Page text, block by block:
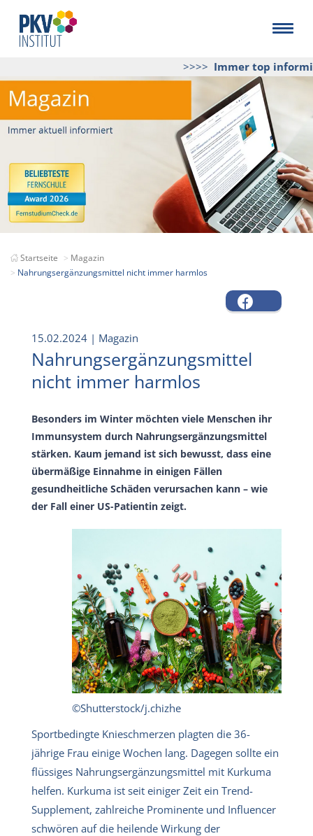
>>>>Immer top
Startseite
Magazin
Nahrungsergänzungsmittel nicht immer harmlos
15.02.2024 | Magazin
Nahrungsergänzungsmittel
nicht immer harmlos
Besonders im Winter möchten viele Menschen ihr
Immunsystem durch Nahrungsergänzungsmittel
stärken. Kaum jemand ist sich bewusst, dass eine
übermäßige Einnahme in einigen Fällen
gesundheitliche Schäden verursachen kann – wie
der Fall einer US-Patientin zeigt.
©Shutterstock/j.chizhe
Sportbedingte Knieschmerzen plagten die 36-
jährige Frau einige Wochen lang. Dagegen sollte ein
flüssiges Nahrungsergänzungsmittel mit Kurkuma
helfen. Kurkuma ist seit einiger Zeit ein Trend-
Supplement, zahlreiche Prominente und Influencer
schwören auf die heilende Wirkung der